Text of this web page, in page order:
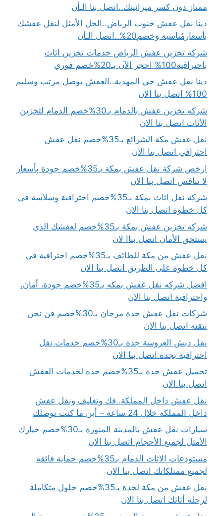
ممتاز دون كسر ميزانيتك..اتصل بنا الـأن
دينا نقل عفش جنوب الرياض..الحل الأمثل لنقل عفشك
بأسعارمُناسبة وخصم20%..اتصل الـأن
شركة تخزين عفش الرياض خدمات تخزين اثاث
باحترافية100% احجز الآن بـ20%خصم فوري
دينا نقل عفش حي المهدية..العفش يوصل مرتب وسليم
100% اتصل بنا الان
شركة تخزين عفش بالدمام بـ30%خصم الدمام لتخزين
الأثاث اتصل بنا الان
نقل عفش مكة الشرائع بـ35%خصم نقل عفش
احترافي اتصل بنا الان
ارخص شركة نقل عفش بمكة بـ35%خصم جودة بأسعار
لا تنافس اتصل بنا الان
شركة نقل اثاث بمكة بـ35%خصم احترافية وسلاسة في
كل خطوة اتصل بنا الان
شركة تخزين عفش بمكة بـ35%خصم لعفشك الذي
يستحق الأمان اتصل بناا لان
نقل عفش من مكة للطائف بـ35%خصم احترافية في
كل خطوة على الطريق اتصل بنا الان
افضل شركه نقل عفش بمكه بـ35%خصم جودة، أمان،
واحترافية اتصل بنا الان
شركات نقل عفش جدة مرجان بـ30%خصم فن نحن
نتقنه اتصل بنا الان
نقل دبش العروسة جدة بـ30%خصم خدمات نقل
احترافية بجدة اتصل بنا الان
تحميل عفش جده بـ35%خصم جده لخدمات العفش
اتصل بنا الان
نقل عفش داخل المملكة..فك وتغليف ونقل عفش
داخل المملكة خلال 24 ساعة – أين ما كنت نوصلك
سيارات نقل عفش بالمدينة المنورة بـ30%خصم خيارك
الأمثل لجميع الأحجام اتصل بنا الان
مستودعات الاثاث الدمام بـ35%خصم حماية فائقة
لجميع ممتلكاتك اتصل بنا الان
نقل عفش من مكة لجدة بـ35%خصم حلول متكاملة
لرحلة أثاثك اتصل بنا الان